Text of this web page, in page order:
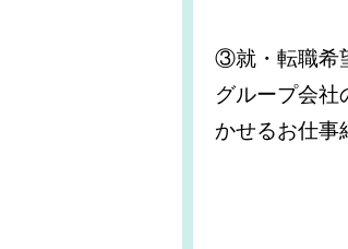
③就・転職希
グループ会社
かせるお仕事